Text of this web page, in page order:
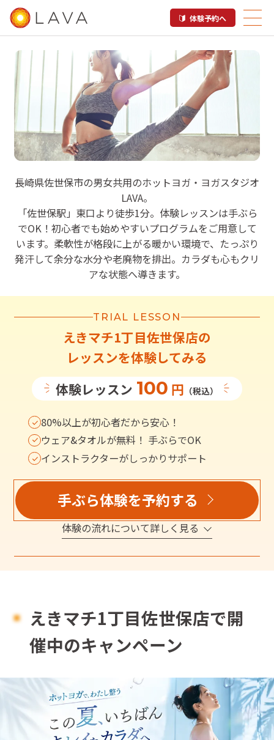
体験予約へ
LAVA えきマチ1丁目佐世保店
ホットヨガスタジオ
長崎県佐世保市の男女共用のホットヨガ・ヨガスタジオ
LAVA。
「佐世保駅」東口より徒歩1分。体験レッスンは手ぶら
でOK！初心者でも始めやすいプログラムをご用意して
います。柔軟性が格段に上がる暖かい環境で、たっぷり
発汗して余分な水分や老廃物を排出。カラダも心もクリ
アな状態へ導きます。
TRIAL LESSON
えきマチ1丁目佐世保店の
レッスンを体験してみる
体験レッスン 100 円 （税込）
80%以上が初心者だから安心！
ウェア&タオルが無料！ 手ぶらでOK
インストラクターがしっかりサポート
手ぶら体験を予約する
体験の流れについて詳しく見る
えきマチ1丁目佐世保店で開
催中のキャンペーン